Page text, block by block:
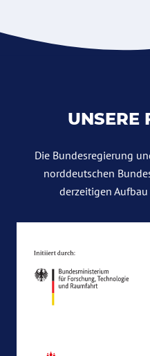
UNSERE
Die Bundesregierung
norddeutschen
derzeitigen